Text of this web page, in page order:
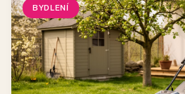
BYDLENÍ